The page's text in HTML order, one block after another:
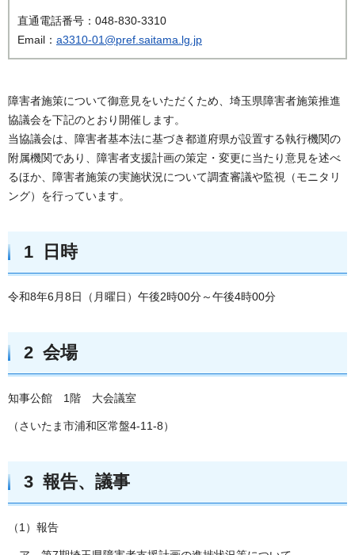
直通電話番号：048-830-3310
Email： a3310-01@pref.saitama.lg.jp
障害者施策について御意見をいただくため、埼玉県障害者施策推進
協議会を下記のとおり開催します。
当協議会は、障害者基本法に基づき都道府県が設置する執行機関の
附属機関であり、障害者支援計画の策定・変更に当たり意見を述べ
るほか、障害者施策の実施状況について調査審議や監視（モニタリ
ング）を行っています。
1 日時
令和8年6月8日（月曜日）午後2時00分～午後4時00分
2 会場
知事公館 1階 大会議室
（さいたま市浦和区常盤4-11-8）
3 報告、議事
（1）報告